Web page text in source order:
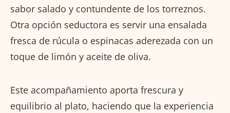
sabor salado y contundente de los torreznos.
Otra opción seductora es servir una ensalada
fresca de rúcula o espinacas aderezada con un
toque de limón y aceite de oliva.
Este acompañamiento aporta frescura y
equilibrio al plato, haciendo que la experiencia